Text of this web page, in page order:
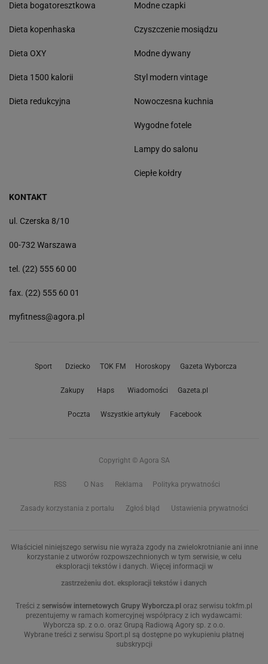
Dieta bogatoresztkowa
Dieta kopenhaska
Dieta OXY
Dieta 1500 kalorii
Dieta redukcyjna
Modne czapki
Czyszczenie mosiądzu
Modne dywany
Styl modern vintage
Nowoczesna kuchnia
Wygodne fotele
Lampy do salonu
Ciepłe kołdry
KONTAKT
ul. Czerska 8/10
00-732 Warszawa
tel. (22) 555 60 00
fax. (22) 555 60 01
myfitness@agora.pl
Sport Dziecko TOK FM Horoskopy Gazeta Wyborcza
Zakupy Haps Wiadomości Gazeta.pl
Poczta Wszystkie artykuły Facebook
Copyright © Agora SA
RSS O Nas Reklama Polityka prywatności
Zasady korzystania z portalu Zgłoś błąd Ustawienia prywatności
Właściciel niniejszego serwisu nie wyraża zgody na zwielokrotnianie ani inne
korzystanie z utworów rozpowszechnionych w tym serwisie, w celu
eksploracji tekstów i danych. Więcej informacji w
zastrzeżeniu dot. eksploracji tekstów i danych
Treści z serwisów internetowych Grupy Wyborcza.pl oraz serwisu tokfm.pl
prezentujemy w ramach komercyjnej współpracy z ich wydawcami:
Wyborcza sp. z o.o. oraz Grupą Radiową Agory sp. z o.o.
Wybrane treści z serwisu Sport.pl są dostępne po wykupieniu płatnej
subskrypcji